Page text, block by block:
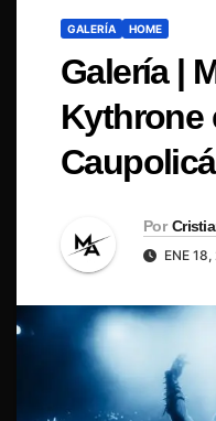
GALERÍA HOME
Galería |
Kythrone
Por
ENE